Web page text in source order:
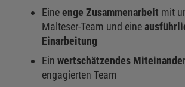
Eineenge Zusammenarbeit mit
Malteser-Team und eine
Einarbeitung
Ein wertschätzendes Miteinande
engagierten Team